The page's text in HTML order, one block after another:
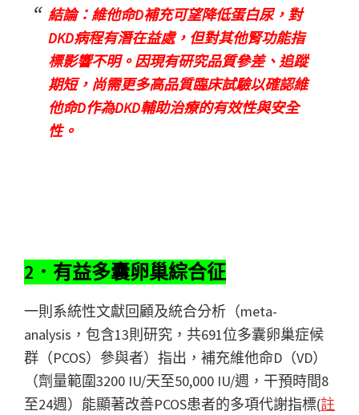
結論：維他命D補充可望降低蛋白尿，對
DKD病程有潛在益處，但對其他腎功能指
標影響不明。因現有研究品質參差、追蹤
期短，尚需更多高品質臨床試驗以確認維
他命D作為DKD輔助治療的有效性與安全
性。
2．有益多囊卵巢綜合征
一則系統性文獻回顧及統合分析（meta-
analysis，包含13則研究，共691位多囊卵巢症候
群（PCOS）參與者）指出，補充維他命D（VD）
（劑量範圍3200 IU/天至50,000 IU/週，干預時間8
至24週）能顯著改善PCOS患者的多項代謝指標(註